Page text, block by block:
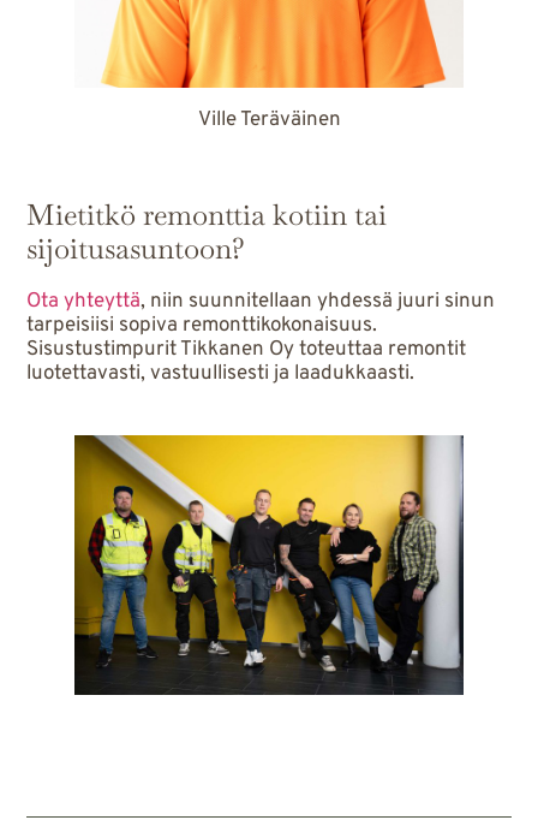
Ville Teräväinen
Mietitkö remonttia kotiin tai
sijoitusasuntoon?
Ota yhteyttä, niin suunnitellaan yhdessä juuri sinun
tarpeisiisi sopiva remonttikokonaisuus.
Sisustustimpurit Tikkanen Oy toteuttaa remontit
luotettavasti, vastuullisesti ja laadukkaasti.